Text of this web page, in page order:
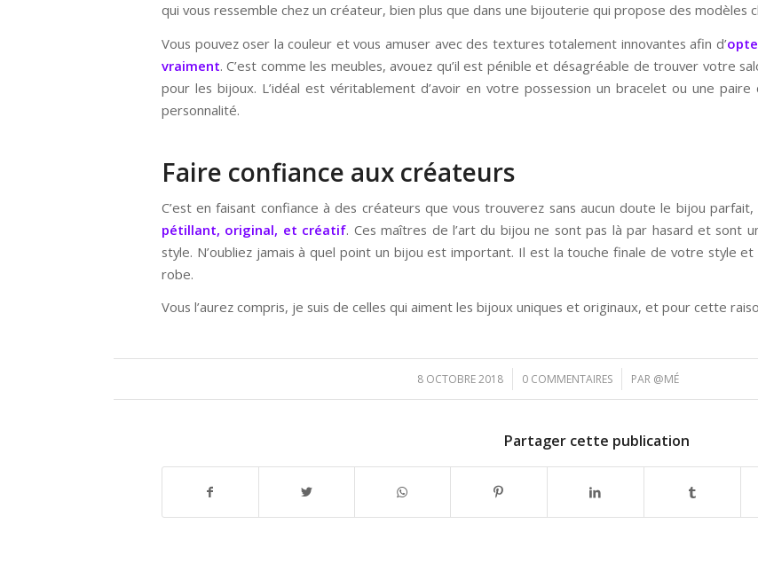
qui vous ressemble chez un créateur, bien plus que dans une bijouterie qui propose des modèles
Vous pouvez oser la couleur et vous amuser avec des textures totalement innovantes afin d’
vraiment. C’est comme les meubles, avouez qu’il est pénible et désagréable de trouver votre
pour les bijoux. L’idéal est véritablement d’avoir en votre possession un bracelet ou une
personnalité.
Faire confiance aux créateurs
C’est en faisant confiance à des créateurs que vous trouverez sans aucun doute le bijou
pétillant, original, et créatif. Ces maîtres de l’art du bijou ne sont pas là par hasard et sont
style. N’oubliez jamais à quel point un bijou est important. Il est la touche finale de votre style
robe.
Vous l’aurez compris, je suis de celles qui aiment les bijoux uniques et originaux, et pour cette
8 OCTOBRE 2018
/ 0 COMMENTAIRES
/ PAR @MÉ
Partager cette publication